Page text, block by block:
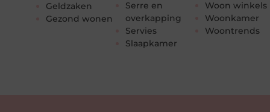
Geldzaken
Gezond wonen
Serre en
overkapping
Servies
Slaapkamer
Woon winkels
Woonkamer
Woontrends